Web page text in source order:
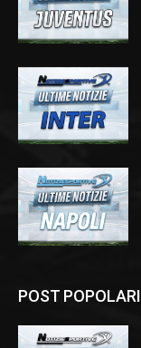
POST POPOLARI